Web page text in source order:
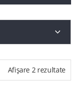
Afișare 2 rezultate